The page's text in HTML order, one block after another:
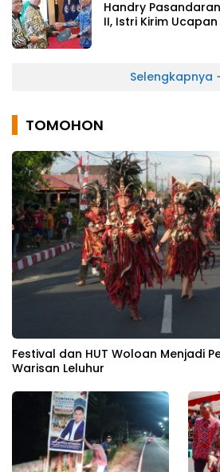
Handry Pasandaran
II, Istri Kirim
Selengkapnya
TOMOHON
Festival dan HUT Woloan Menjadi
Warisan Leluhur